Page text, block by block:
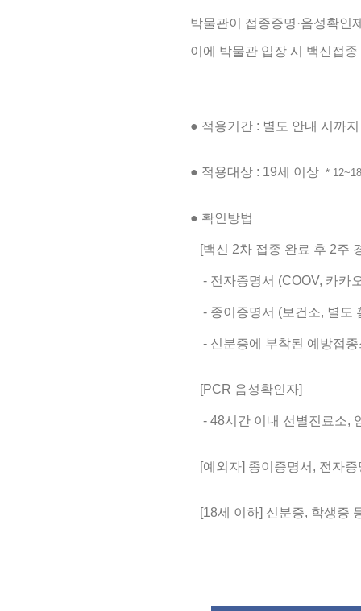
박물관이 접종증명·음성확인
이에 박물관 입장 시 백신접
● 적용기간 : 별도 안내 시까지
● 적용대상 : 19세 이상 *
● 확인방법
[백신 2차 접종 완료 후 2주
- 전자증명서 (COOV, 카카
- 종이증명서 (보건소, 별도
- 신분증에 부착된 예방접종
[PCR 음성확인자]
- 48시간 이내 선별진료소,
[예외자] 종이증명서, 전자
[18세 이하] 신분증, 학생증